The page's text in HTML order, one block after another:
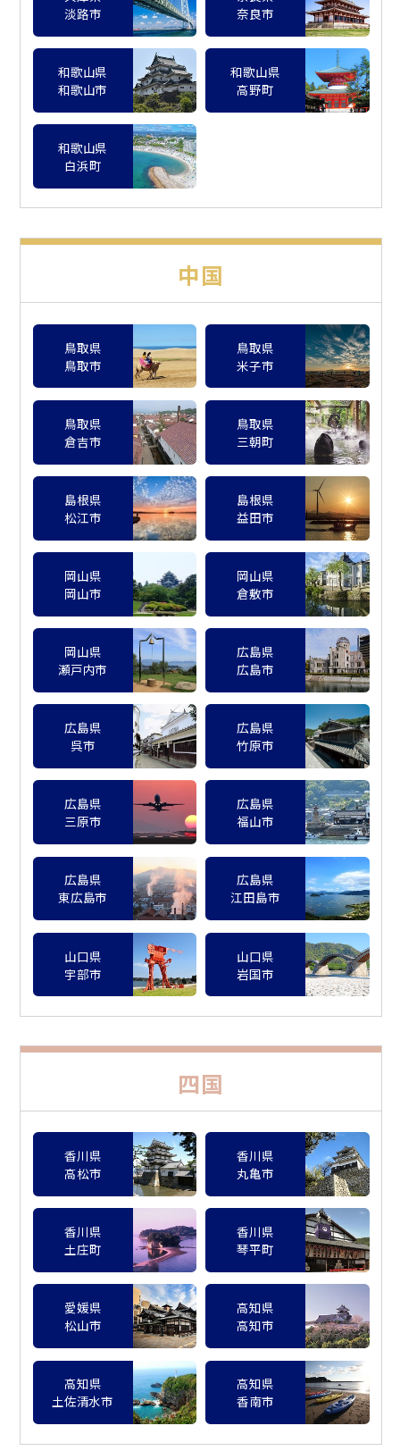
淡路市
奈良市
和歌山県
和歌山市
和歌山県
高野町
和歌山県
白浜町
中国
鳥取県
鳥取市
鳥取県
米子市
鳥取県
倉吉市
鳥取県
三朝町
島根県
松江市
島根県
益田市
岡山県
岡山市
岡山県
倉敷市
岡山県
瀬戸内市
広島県
広島市
広島県
呉市
広島県
竹原市
広島県
三原市
広島県
福山市
広島県
東広島市
広島県
江田島市
山口県
宇部市
山口県
岩国市
四国
香川県
高松市
香川県
丸亀市
香川県
土庄町
香川県
琴平町
愛媛県
松山市
高知県
高知市
高知県
土佐清水市
高知県
香南市